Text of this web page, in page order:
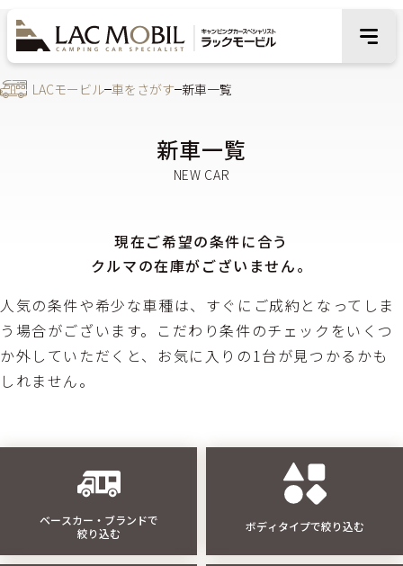
LACモービル 車をさがす 新車一覧
新車一覧
現在ご希望の条件に合う
クルマの在庫がございません。
人気の条件や希少な車種は、すぐにご成約となってしま
う場合がございます。こだわり条件のチェックをいくつ
か外していただくと、お気に入りの1台が見つかるかも
しれません。
ベースカー・ブランドで
絞り込む
ボディタイプで絞り込む